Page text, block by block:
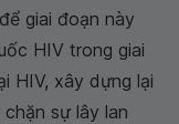
giai đoạn này
HIV trong giai
HIV, xây dựng lại
sự lây lan